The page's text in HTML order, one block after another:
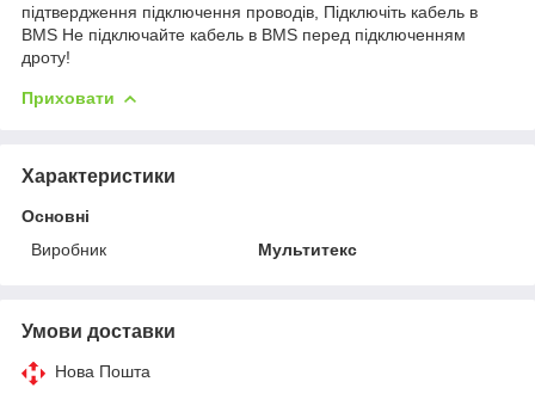
підтвердження підключення проводів, Підключіть кабель в
BMS Не підключайте кабель в BMS перед підключенням
дроту!
Приховати
Характеристики
Основні
Виробник
Мультитекс
Умови доставки
Нова Пошта